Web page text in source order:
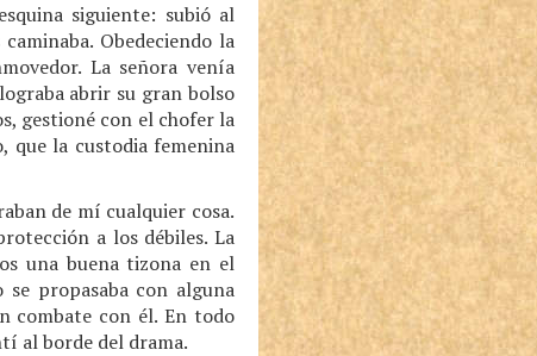
siguiente: subió al
Obedeciendo la
La señora venía
abrir su gran bolso
gestioné con el chofer la
que la custodia femenina
de mí cualquier cosa.
a los débiles. La
una buena tizona en el
se propasaba con alguna
combate con él. En todo
al borde del drama.